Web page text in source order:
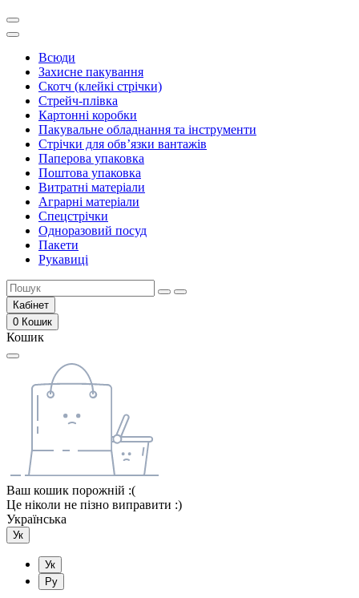
Всюди
Захисне пакування
Скотч (клейкі стрічки)
Стрейч-плівка
Картонні коробки
Пакувальне обладнання та інструменти
Стрічки для обв’язки вантажів
Паперова упаковка
Поштова упаковка
Витратні матеріали
Аграрні матеріали
Спецстрічки
Одноразовий посуд
Пакети
Рукавиці
Кабінет
0 Кошик
Кошик
Ваш кошик порожній :(
Це ніколи не пізно виправити :)
Українська
Ук
Ук
Ру